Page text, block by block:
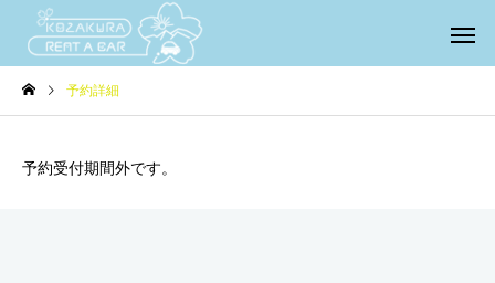
予約詳細
予約受付期間外です。